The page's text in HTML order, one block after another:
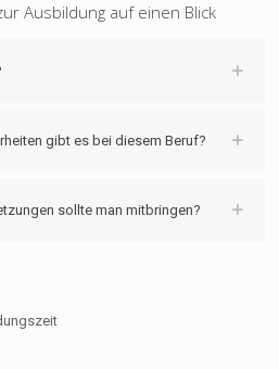
Ausbildung auf einen Blick
gibt es bei diesem Beruf?
sollte man mitbringen?